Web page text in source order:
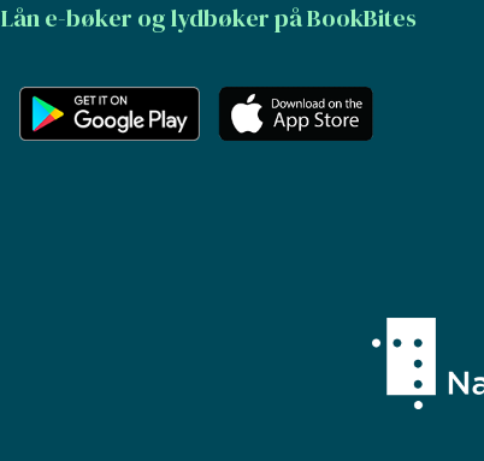
Lån e-bøker og lydbøker på BookBites